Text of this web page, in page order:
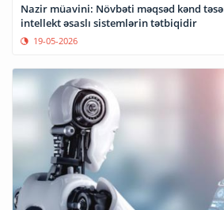
Nazir müavini: Növbəti məqsəd kənd
intellekt əsaslı sistemlərin tətbiqidir
19-05-2026